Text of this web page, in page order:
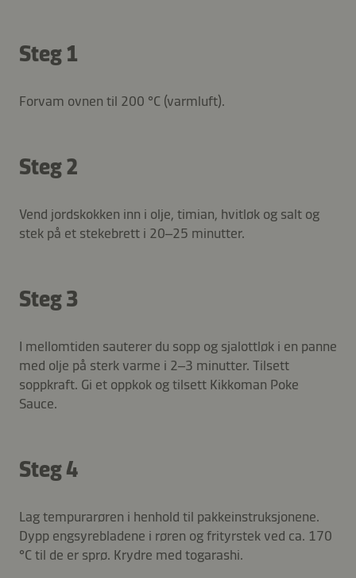
Steg 1
Forvam ovnen til 200 °C (varmluft).
Steg 2
Vend jordskokken inn i olje, timian, hvitløk og salt og
stek på et stekebrett i 20–25 minutter.
Steg 3
I mellomtiden sauterer du sopp og sjalottløk i en panne
med olje på sterk varme i 2–3 minutter. Tilsett
soppkraft. Gi et oppkok og tilsett Kikkoman Poke
Sauce.
Steg 4
Lag tempurarøren i henhold til pakkeinstruksjonene.
Dypp engsyrebladene i røren og frityrstek ved ca. 170
°C til de er sprø. Krydre med togarashi.